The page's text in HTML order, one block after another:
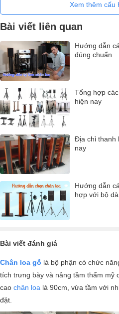
Xem thêm cấu
Bài viết liên quan
Hướng dẫn
đúng chuẩn
Tổng hợp
hiện nay
Địa chỉ thanh
nay
Hướng dẫn
hợp với bộ
Bài viết đánh giá
Chân loa gỗ là bộ phận có chức
tích trưng bày và nâng tầm thẩm mỹ
cao chân loa là 90cm, vừa tầm với
đặt.